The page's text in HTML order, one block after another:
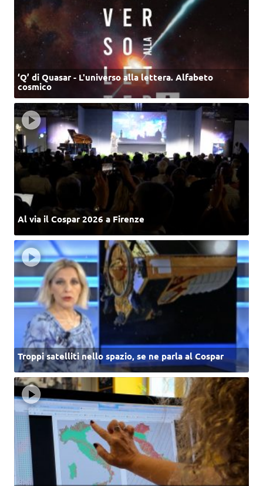
‘Q’ di Quasar - L'universo alla lettera. Alfabeto
cosmico
Al via il Cospar 2026 a Firenze
Troppi satelliti nello spazio, se ne parla al Cospar